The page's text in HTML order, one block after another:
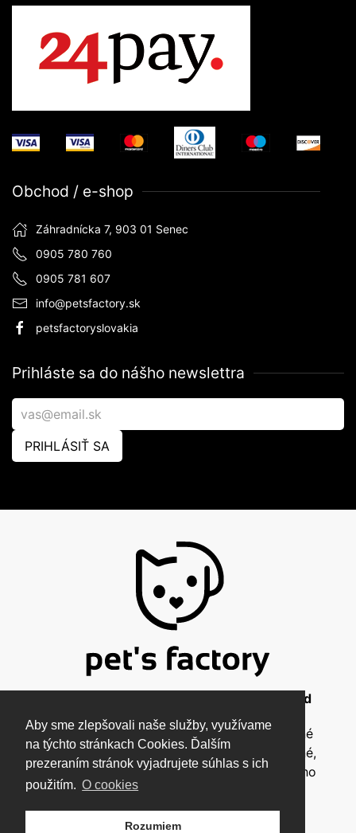
Aby sme zlepšovali naše služby, využívame
na týchto stránkach Cookies. Ďalším
prezeraním stránok vyjadrujete súhlas s ich
použitím. O cookies
Rozumiem
Obchod / e-shop
Záhradnícka 7, 903 01 Senec
0905 780 760
0905 781 607
info@petsfactory.sk
petsfactoryslovakia
Prihláste sa do nášho newslettra
PRIHLÁSIŤ SA
© 2026 Pet's Factory - All Rights Reserved
Táto stránka a všetky jej súčasti sú chránené
autorským zákonom a nesmú byť kopírované,
rozmnožované ani inak šírené bez písomného
súhlasu autora.